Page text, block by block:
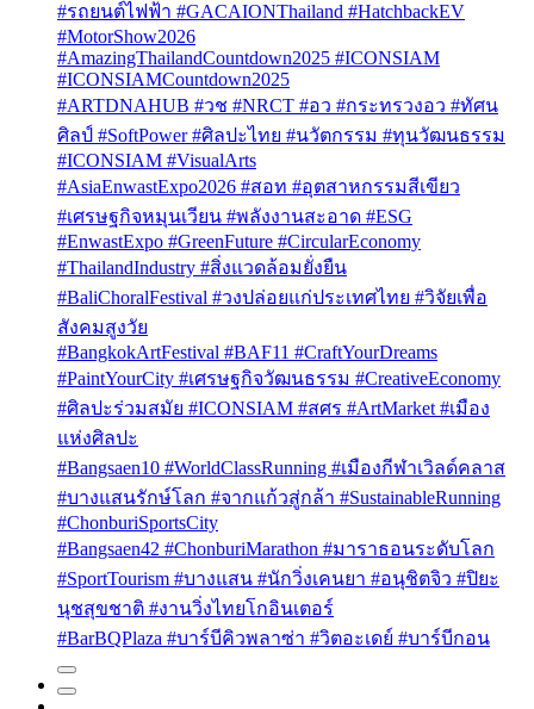
#รถยนต์ไฟฟ้า #GACAIONThailand #HatchbackEV
#MotorShow2026
#AmazingThailandCountdown2025 #ICONSIAM
#ICONSIAMCountdown2025
#ARTDNAHUB #วช #NRCT #อว #กระทรวงอว #ทัศน
ศิลป์ #SoftPower #ศิลปะไทย #นวัตกรรม #ทุนวัฒนธรรม
#ICONSIAM #VisualArts
#AsiaEnwastExpo2026 #สอท #อุตสาหกรรมสีเขียว
#เศรษฐกิจหมุนเวียน #พลังงานสะอาด #ESG
#EnwastExpo #GreenFuture #CircularEconomy
#ThailandIndustry #สิ่งแวดล้อมยั่งยืน
#BaliChoralFestival #วงปล่อยแก่ประเทศไทย #วิจัยเพื่อ
สังคมสูงวัย
#BangkokArtFestival #BAF11 #CraftYourDreams
#PaintYourCity #เศรษฐกิจวัฒนธรรม #CreativeEconomy
#ศิลปะร่วมสมัย #ICONSIAM #สศร #ArtMarket #เมือง
แห่งศิลปะ
#Bangsaen10 #WorldClassRunning #เมืองกีฬาเวิลด์คลาส
#บางแสนรักษ์โลก #จากแก้วสู่กล้า #SustainableRunning
#ChonburiSportsCity
#Bangsaen42 #ChonburiMarathon #มาราธอนระดับโลก
#SportTourism #บางแสน #นักวิ่งเคนยา #อนุชิตจิว #ปิยะ
นุชสุขชาติ #งานวิ่งไทยโกอินเตอร์
#BarBQPlaza #บาร์บีคิวพลาซ่า #วิตอะเดย์ #บาร์บีกอน